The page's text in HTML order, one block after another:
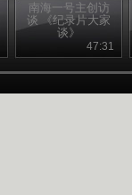
南海一号主创访
谈 《纪录片大家
谈》
47:31